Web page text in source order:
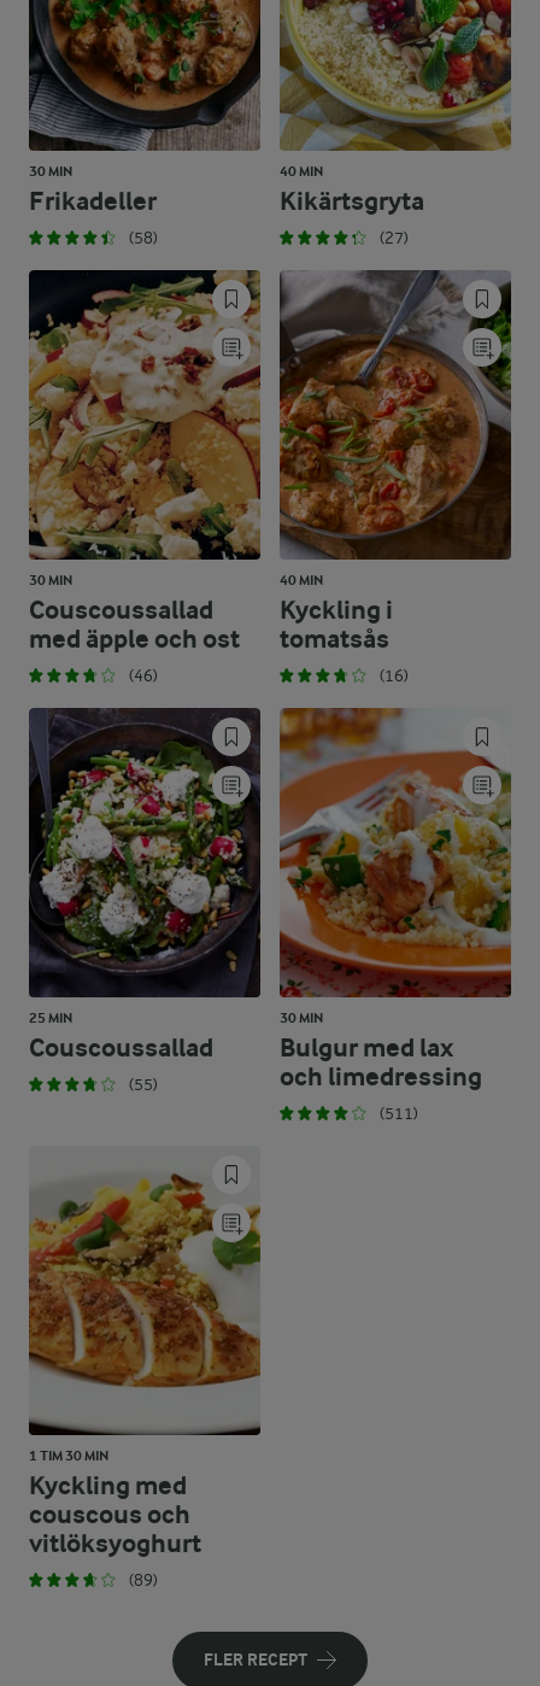
30 MIN
Frikadeller
(58)
40 MIN
Kikärtsgryta
(27)
30 MIN
Couscoussallad
med äpple och ost
(46)
40 MIN
Kyckling i
tomatsås
(16)
25 MIN
Couscoussallad
(55)
30 MIN
Bulgur med lax
och limedressing
(511)
1 TIM 30 MIN
Kyckling med
couscous och
vitlöksyoghurt
(89)
FLER RECEPT